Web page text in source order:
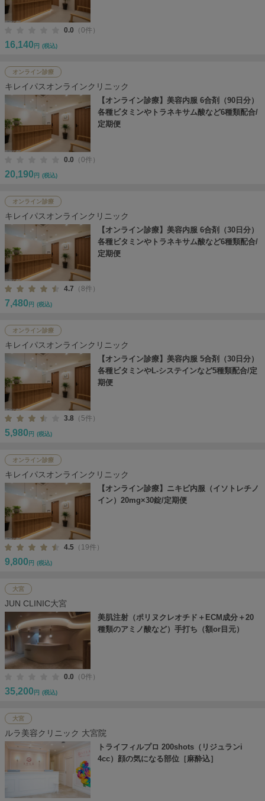
0.0 （0件）
16,140 円 (税込)
オンライン診療
キレイパスオンラインクリニック
【オンライン診療】美容内服 6合剤（90日分）
各種ビタミンやトラネキサム酸など6種類配合/
定期便
0.0 （0件）
20,190 円 (税込)
オンライン診療
キレイパスオンラインクリニック
【オンライン診療】美容内服 6合剤（30日分）
各種ビタミンやトラネキサム酸など6種類配合/
定期便
4.7 （8件）
7,480 円 (税込)
オンライン診療
キレイパスオンラインクリニック
【オンライン診療】美容内服 5合剤（30日分）
各種ビタミンやL-システインなど5種類配合/定
期便
3.8 （5件）
5,980 円 (税込)
オンライン診療
キレイパスオンラインクリニック
【オンライン診療】ニキビ内服（イソトレチノ
イン）20mg×30錠/定期便
4.5 （19件）
9,800 円 (税込)
大宮
JUN CLINIC大宮
美肌注射（ポリヌクレオチド＋ECM成分＋20
種類のアミノ酸など）手打ち（額or目元）
0.0 （0件）
35,200 円 (税込)
大宮
ルラ美容クリニック 大宮院
トライフィルプロ 200shots（リジュランi
4cc）顔の気になる部位［麻酔込］